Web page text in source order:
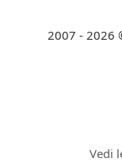
2007 - 2026
Vedi